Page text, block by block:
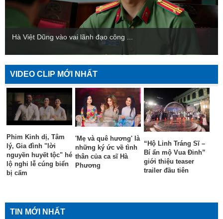
Hà Việt Dũng vào vai lãnh đạo công ...
VIDEO CLIP MỚI NHẤT
Phim Kinh dị, Tâm
lý, Gia đình "lời
nguyền huyết tộc" hé
lộ nghi lễ cúng biển
bị cấm
'Mẹ và quê hương' là
những ký ức về tình
thân của ca sĩ Hà
Phương
“Hộ Linh Tráng Sĩ –
Bí ẩn mộ Vua Đinh”
giới thiệu teaser
trailer đầu tiên
TIN MỚI NHẤT